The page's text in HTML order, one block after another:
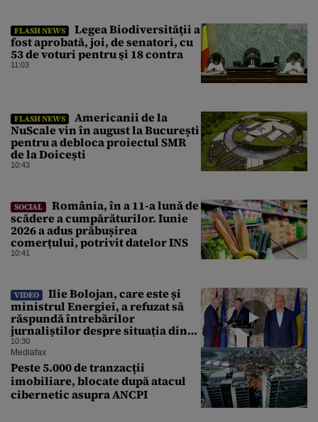
FLASH NEWS
Legea Biodiversităţii a
fost aprobată, joi, de senatori, cu
53 de voturi pentru şi 18 contra
11:03
FLASH NEWS
Americanii de la
NuScale vin în august la București
pentru a debloca proiectul SMR
de la Doicești
10:43
SOCIAL
România, în a 11-a lună de
scădere a cumpărăturilor. Iunie
2026 a adus prăbușirea
comerțului, potrivit datelor INS
10:41
VIDEO
Ilie Bolojan, care este și
ministrul Energiei, a refuzat să
răspundă întrebărilor
jurnaliștilor despre situația din
energie. România traversează în
acest moment cea mai gravă criză
energetică de după Revoluție
10:30
Mediafax
Peste 5.000 de tranzacții
imobiliare, blocate după atacul
cibernetic asupra ANCPI